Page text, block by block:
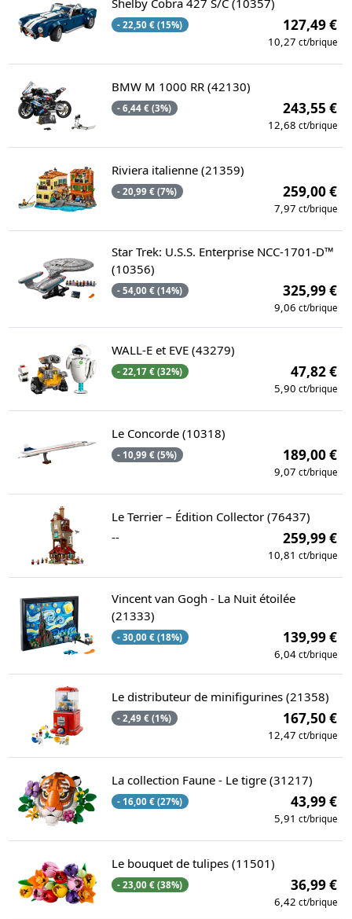
Shelby Cobra 427 S/C (10357)
- 22,50 € (15%) 127,49 €
10,27 ct/brique
BMW M 1000 RR (42130)
- 6,44 € (3%) 243,55 €
12,68 ct/brique
Riviera italienne (21359)
- 20,99 € (7%) 259,00 €
7,97 ct/brique
Star Trek: U.S.S. Enterprise NCC-1701-D™
(10356)
- 54,00 € (14%) 325,99 €
9,06 ct/brique
WALL-E et EVE (43279)
- 22,17 € (32%) 47,82 €
5,90 ct/brique
Le Concorde (10318)
- 10,99 € (5%) 189,00 €
9,07 ct/brique
Le Terrier – Édition Collector (76437)
--
259,99 €
10,81 ct/brique
Vincent van Gogh - La Nuit étoilée
(21333)
- 30,00 € (18%) 139,99 €
6,04 ct/brique
Le distributeur de minifigurines (21358)
- 2,49 € (1%) 167,50 €
12,47 ct/brique
La collection Faune - Le tigre (31217)
- 16,00 € (27%) 43,99 €
5,91 ct/brique
Le bouquet de tulipes (11501)
- 23,00 € (38%) 36,99 €
6,42 ct/brique